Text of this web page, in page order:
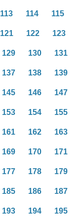
113 114 115
121 122 123
129 130 131
137 138 139
145 146 147
153 154 155
161 162 163
169 170 171
177 178 179
185 186 187
193 194 195